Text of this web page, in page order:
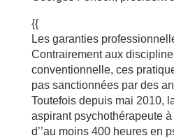
{{
Les garanties
Contrairement aux
conventionnelle, ces
pas sanctionnées par des
Toutefois depuis mai 2010,
aspirant psychothérapeute
d’’au moins 400 heures en